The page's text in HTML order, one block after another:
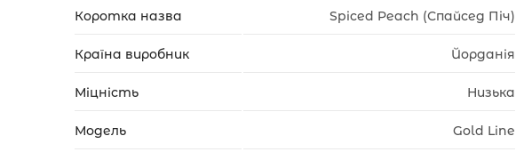
Коротка назва Spiced Peach (Спайсед Піч)
Країна виробник Йорданія
Міцність Низька
Модель Gold Line